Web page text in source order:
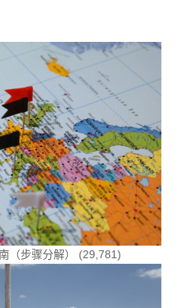
（步骤分解） (29,781)